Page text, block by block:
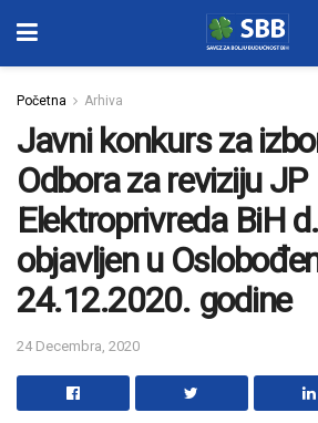
Početna Arhiva
Javni konkurs za
Odbora za reviziju JP
Elektroprivreda BiH
objavljen u
24.12.2020. godine
24 Decembra, 2020